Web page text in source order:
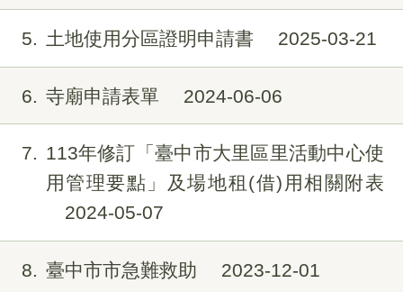
5 土地使用分區證明申請書 2025-03-21
6 寺廟申請表單 2024-06-06
7
113年修訂「臺中市大里區里活動中心使
用管理要點」及場地租(借)用相關附表
2024-05-07
8 臺中市市急難救助 2023-12-01